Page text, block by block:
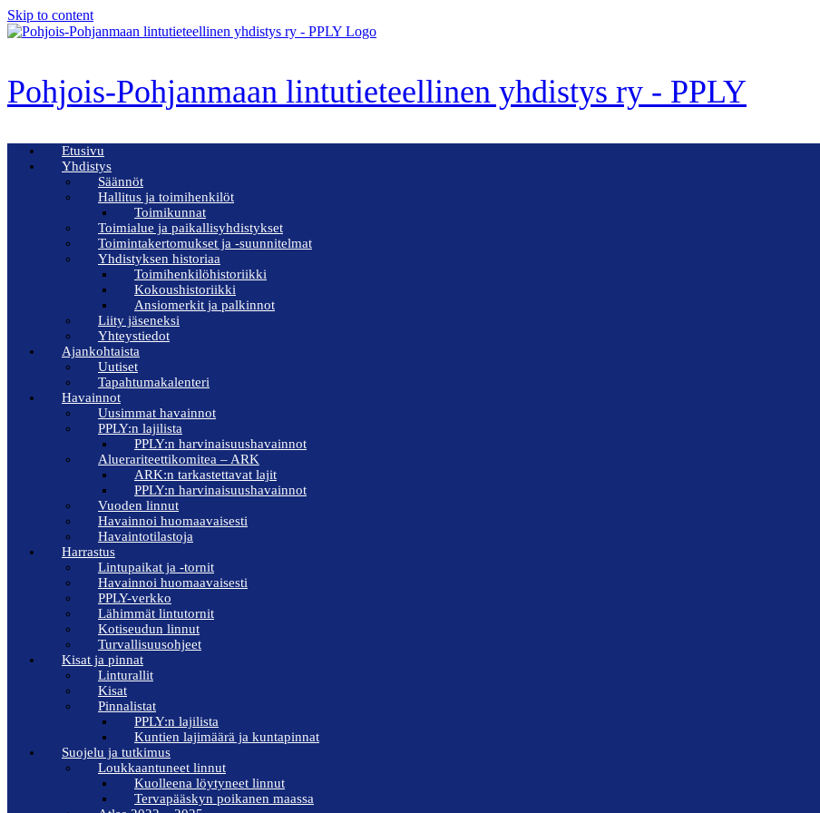
Skip to content
Pohjois-Pohjanmaan lintutieteellinen yhdistys ry - PPLY
Etusivu
Yhdistys
Säännöt
Hallitus ja toimihenkilöt
Toimikunnat
Toimialue ja paikallisyhdistykset
Toimintakertomukset ja -suunnitelmat
Yhdistyksen historiaa
Toimihenkilöhistoriikki
Kokoushistoriikki
Ansiomerkit ja palkinnot
Liity jäseneksi
Yhteystiedot
Ajankohtaista
Uutiset
Tapahtumakalenteri
Havainnot
Uusimmat havainnot
PPLY:n lajilista
PPLY:n harvinaisuushavainnot
Aluerariteettikomitea – ARK
ARK:n tarkastettavat lajit
PPLY:n harvinaisuushavainnot
Vuoden linnut
Havainnoi huomaavaisesti
Havaintotilastoja
Harrastus
Lintupaikat ja -tornit
Havainnoi huomaavaisesti
PPLY-verkko
Lähimmät lintutornit
Kotiseudun linnut
Turvallisuusohjeet
Kisat ja pinnat
Linturallit
Kisat
Pinnalistat
PPLY:n lajilista
Kuntien lajimäärä ja kuntapinnat
Suojelu ja tutkimus
Loukkaantuneet linnut
Kuolleena löytyneet linnut
Tervapääskyn poikanen maassa